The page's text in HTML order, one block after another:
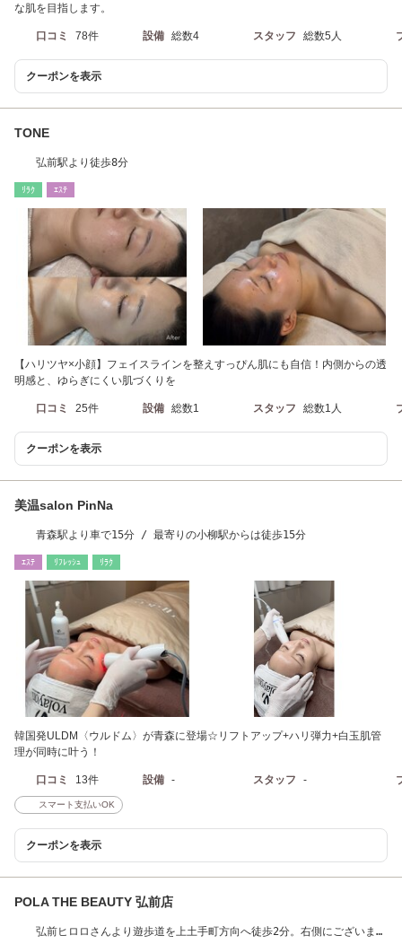
な肌を目指します。
口コミ 78件 設備 総数4 スタッフ 総数5人
クーポンを表示
TONE
弘前駅より徒歩8分
ﾘﾗｸ ｴｽﾃ
【ハリツヤ×小顔】フェイスラインを整えすっぴん肌にも自信！内側からの透
明感と、ゆらぎにくい肌づくりを
口コミ 25件 設備 総数1 スタッフ 総数1人
クーポンを表示
美温salon PinNa
青森駅より車で15分 / 最寄りの小柳駅からは徒歩15分
ｴｽﾃ ﾘﾌﾚｯｼｭ ﾘﾗｸ
韓国発ULDM〈ウルドム〉が青森に登場☆リフトアップ+ハリ弾力+白玉肌管
理が同時に叶う！
口コミ 13件 設備 - スタッフ -
スマート支払いOK
クーポンを表示
POLA THE BEAUTY 弘前店
弘前ヒロロさんより遊歩道を上土手町方向へ徒歩2分。右側にございま